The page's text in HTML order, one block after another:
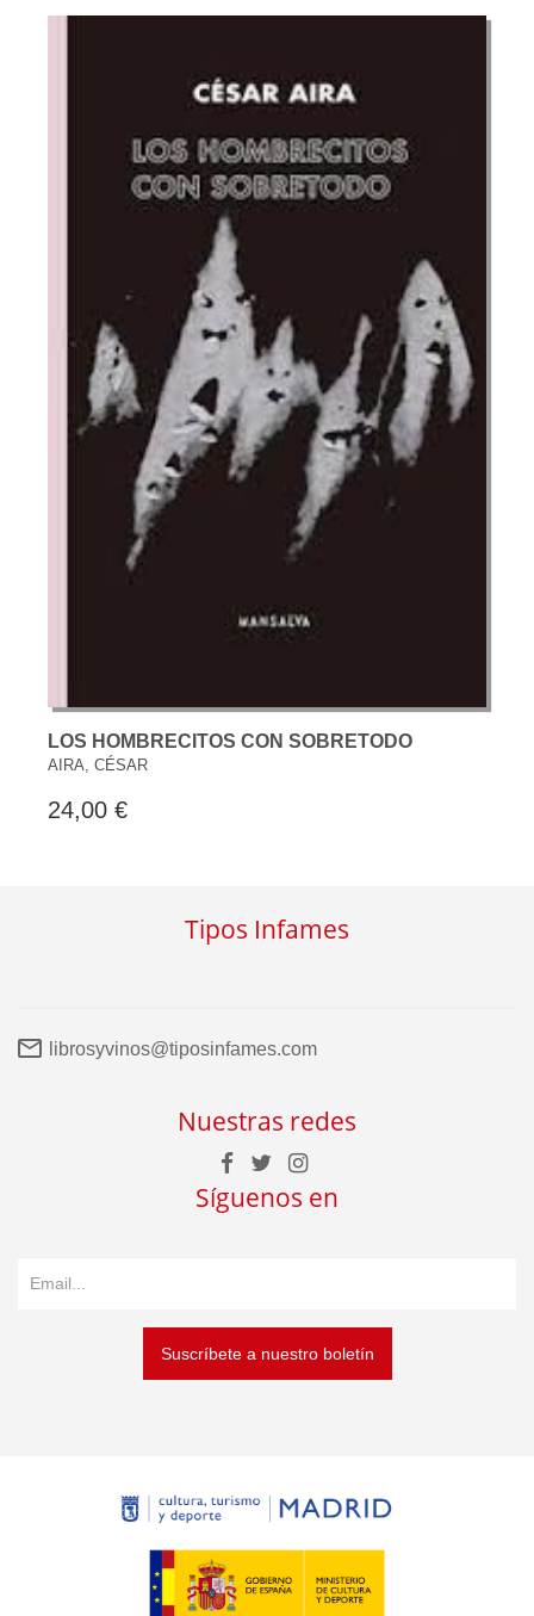
LOS HOMBRECITOS CON SOBRETODO
AIRA, CÉSAR
24,00 €
Tipos Infames
librosyvinos@tiposinfames.com
Nuestras redes
Síguenos en
Suscríbete a nuestro boletín